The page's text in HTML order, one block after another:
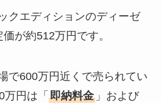
クエディションのディーゼ
が約512万円です。
で600万円近くで売られてい
円は「 即納料金」および